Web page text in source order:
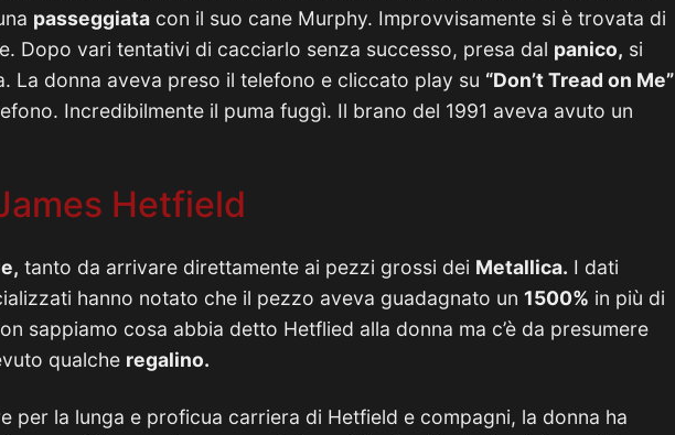
passeggiata con il suo cane Murphy. Improvvisamente si è trovata di
Dopo vari tentativi di cacciarlo senza successo, presa dal panico, si
La donna aveva preso il telefono e cliccato play su “Don’t Tread on Me”
Incredibilmente il puma fuggì. Il brano del 1991 aveva avuto un
Hetfield
tanto da arrivare direttamente ai pezzi grossi dei Metallica. I dati
hanno notato che il pezzo aveva guadagnato un 1500% in più di
sappiamo cosa abbia detto Hetflied alla donna ma c’è da presumere
qualche regalino.
per la lunga e proficua carriera di Hetfield e compagni, la donna ha